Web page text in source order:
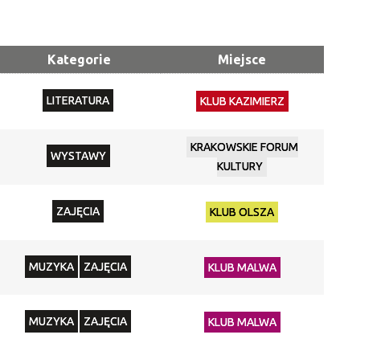
Miejsce
Promowane
Kategorie Miejsce
LITERATURA KLUB KAZIMIERZ
WYSTAWY
KRAKOWSKIE FORUM
KULTURY
ZAJĘCIA KLUB OLSZA
MUZYKA ZAJĘCIA KLUB MALWA
MUZYKA ZAJĘCIA KLUB MALWA